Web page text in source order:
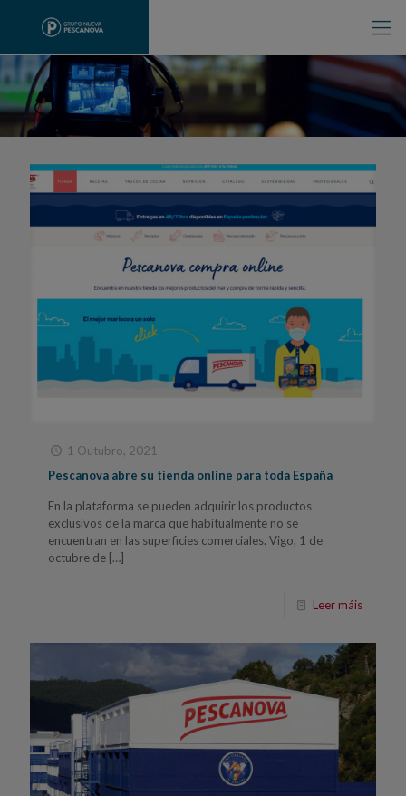
1 Outubro, 2021
Pescanova abre su tienda online para toda España
En la plataforma se pueden adquirir los productos
exclusivos de la marca que habitualmente no se
encuentran en las superficies comerciales. Vigo, 1 de
octubre de […]
Leer máis